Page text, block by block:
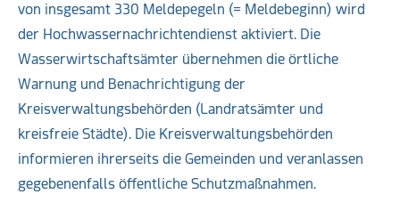
von insgesamt 330 Meldepegeln (= Meldebeginn) wird
der Hochwassernachrichtendienst aktiviert. Die
Wasserwirtschaftsämter übernehmen die örtliche
Warnung und Benachrichtigung der
Kreisverwaltungsbehörden (Landratsämter und
kreisfreie Städte). Die Kreisverwaltungsbehörden
informieren ihrerseits die Gemeinden und veranlassen
gegebenenfalls öffentliche Schutzmaßnahmen.